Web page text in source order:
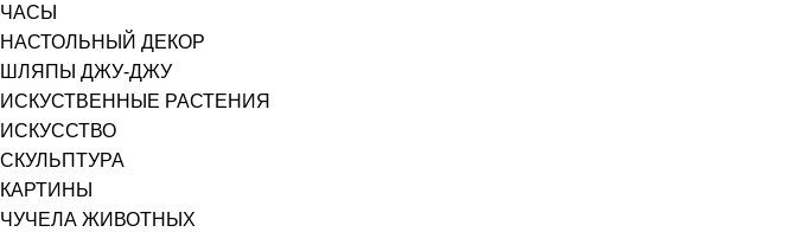
ЧАСЫ
НАСТОЛЬНЫЙ ДЕКОР
ШЛЯПЫ ДЖУ-ДЖУ
ИСКУСТВЕННЫЕ РАСТЕНИЯ
ИСКУССТВО
СКУЛЬПТУРА
КАРТИНЫ
ЧУЧЕЛА ЖИВОТНЫХ